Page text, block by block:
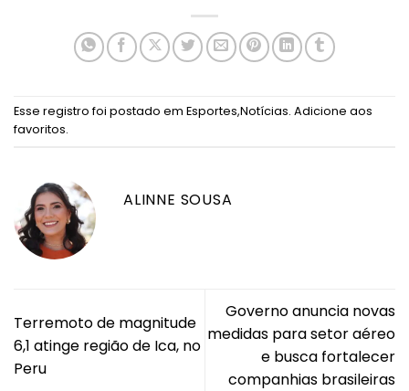
Esse registro foi postado em Esportes,Notícias. Adicione aos
favoritos.
ALINNE SOUSA
Terremoto de magnitude
6,1 atinge região de Ica, no
Peru
Governo anuncia novas
medidas para setor aéreo
e busca fortalecer
companhias brasileiras